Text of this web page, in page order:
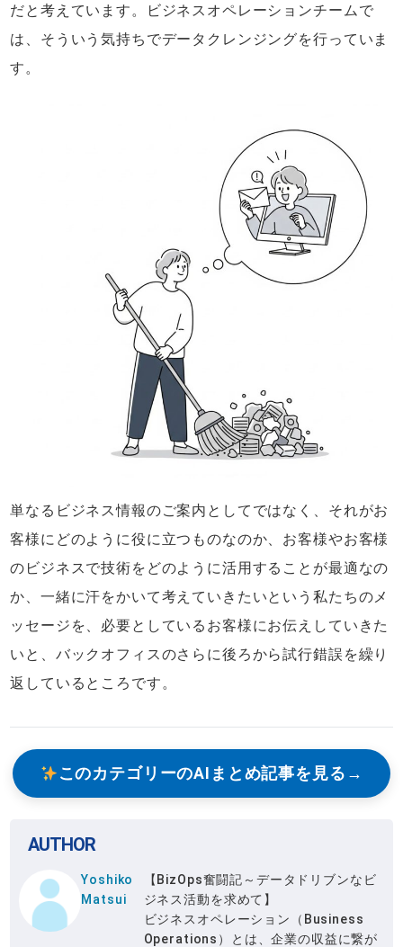
だと考えています。ビジネスオペレーションチームで
は、そういう気持ちでデータクレンジングを行っていま
す。
単なるビジネス情報のご案内としてではなく、それがお
客様にどのように役に立つものなのか、お客様やお客様
のビジネスで技術をどのように活用することが最適なの
か、一緒に汗をかいて考えていきたいという私たちのメ
ッセージを、必要としているお客様にお伝えしていきた
いと、バックオフィスのさらに後ろから試行錯誤を繰り
返しているところです。
このカテゴリーのAIまとめ記事を見る
AUTHOR
Yoshiko
Matsui
【BizOps奮闘記～データドリブンなビ
ジネス活動を求めて】
ビジネスオペレーション（Business
Operations）とは、企業の収益に繋が